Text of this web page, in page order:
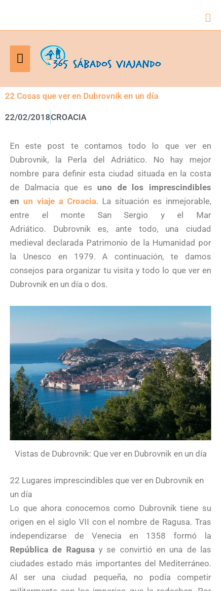
Menú
principal
22 Cosas que ver en Dubrovnik en un día
22/02/2018CROACIA
En este post te contamos todo lo que ver en
Dubrovnik, la Perla del Adriático. No hay mejor
nombre para definir esta ciudad situada en la costa
de Dalmacia que es uno de los imprescindibles
en un viaje a Croacia. La situación es inmejorable,
entre el monte San Sergio y el Mar
Adriático. Dubrovnik es, ante todo, una ciudad
medieval declarada Patrimonio de la Humanidad por
la Unesco en 1979. A continuación, te damos
consejos para organizar tu visita y todo lo que ver en
Dubrovnik en un día o dos.
Vistas de Dubrovnik: Que ver en Dubrovnik en un día
22 Lugares imprescindibles que ver en Dubrovnik en
un día
Lo que ahora conocemos como Dubrovnik tiene su
origen en el siglo VII con el nombre de Ragusa. Tras
independizarse de Venecia en 1358 formó la
República de Ragusay se convirtió en una de las
ciudades estado más importantes del Mediterráneo.
Al ser una ciudad pequeña, no podía competir